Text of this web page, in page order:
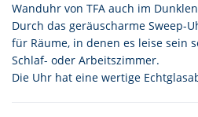
Wanduhr von TFA auch im
Durch das geräuscharme Sweep-
für Räume, in denen es leise sein
Schlaf- oder Arbeitszimmer.
Die Uhr hat eine wertige